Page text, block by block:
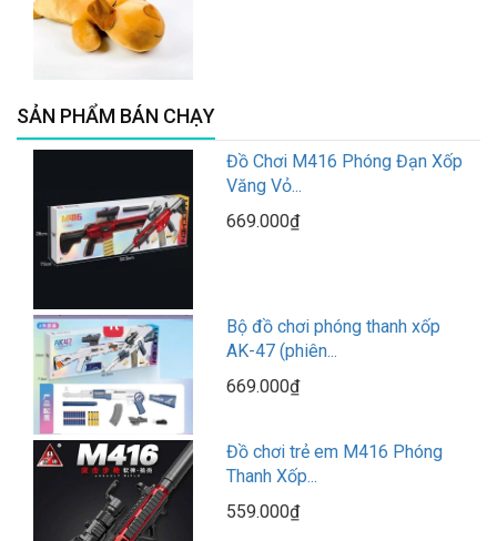
SẢN PHẨM BÁN CHẠY
Đồ Chơi M416 Phóng Đạn Xốp
Văng Vỏ...
669.000₫
Bộ đồ chơi phóng thanh xốp
AK-47 (phiên...
669.000₫
Đồ chơi trẻ em M416 Phóng
Thanh Xốp...
559.000₫